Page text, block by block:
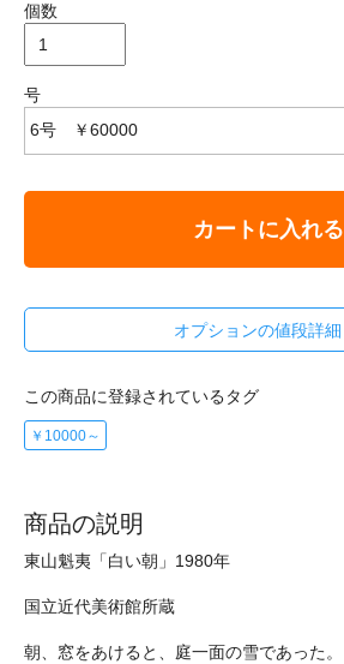
個数
号
カートに入れる
オプションの値段詳細
この商品に登録されているタグ
￥10000～
商品の説明
東山魁夷「白い朝」1980年
国立近代美術館所蔵
朝、窓をあけると、庭一面の雪であった。